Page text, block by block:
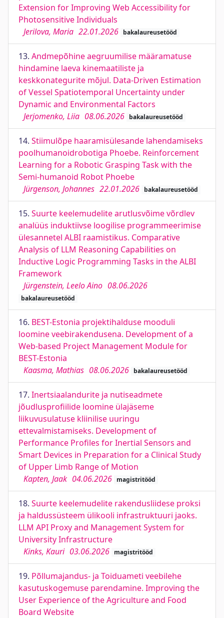
Extension for Improving Web Accessibility for
Photosensitive Individuals
Jerilova, Maria 22.01.2026 bakalaureusetööd
13. Andmepõhine aegruumilise määramatuse
hindamine laeva kinemaatiliste ja
keskkonategurite mõjul. Data-Driven Estimation
of Vessel Spatiotemporal Uncertainty under
Dynamic and Environmental Factors
Jerjomenko, Liia 08.06.2026 bakalaureusetööd
14. Stiimulõpe haaramisülesande lahendamiseks
poolhumanoidrobotiga Phoebe. Reinforcement
Learning for a Robotic Grasping Task with the
Semi-humanoid Robot Phoebe
Jürgenson, Johannes 22.01.2026 bakalaureusetööd
15. Suurte keelemudelite arutlusvõime võrdlev
analüüs induktiivse loogilise programmeerimise
ülesannetel ALBI raamistikus. Comparative
Analysis of LLM Reasoning Capabilities on
Inductive Logic Programming Tasks in the ALBI
Framework
Jürgenstein, Leelo Aino 08.06.2026
bakalaureusetööd
16. BEST-Estonia projektihalduse mooduli
loomine veebirakendusena. Development of a
Web-based Project Management Module for
BEST-Estonia
Kaasma, Mathias 08.06.2026 bakalaureusetööd
17. Inertsiaalandurite ja nutiseadmete
jõudlusprofiilide loomine ülajäseme
liikuvusulatuse kliinilise uuringu
ettevalmistamiseks. Development of
Performance Profiles for Inertial Sensors and
Smart Devices in Preparation for a Clinical Study
of Upper Limb Range of Motion
Kapten, Jaak 04.06.2026 magistritööd
18. Suurte keelemudelite rakendusliidese proksi
ja haldussüsteem ülikooli infrastruktuuri jaoks.
LLM API Proxy and Management System for
University Infrastructure
Kinks, Kauri 03.06.2026 magistritööd
19. Põllumajandus- ja Toiduameti veebilehe
kasutuskogemuse parendamine. Improving the
User Experience of the Agriculture and Food
Board Website